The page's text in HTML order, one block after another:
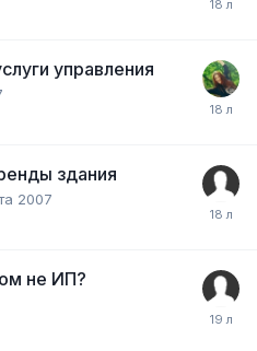
управления
здания
2007
не ИП?